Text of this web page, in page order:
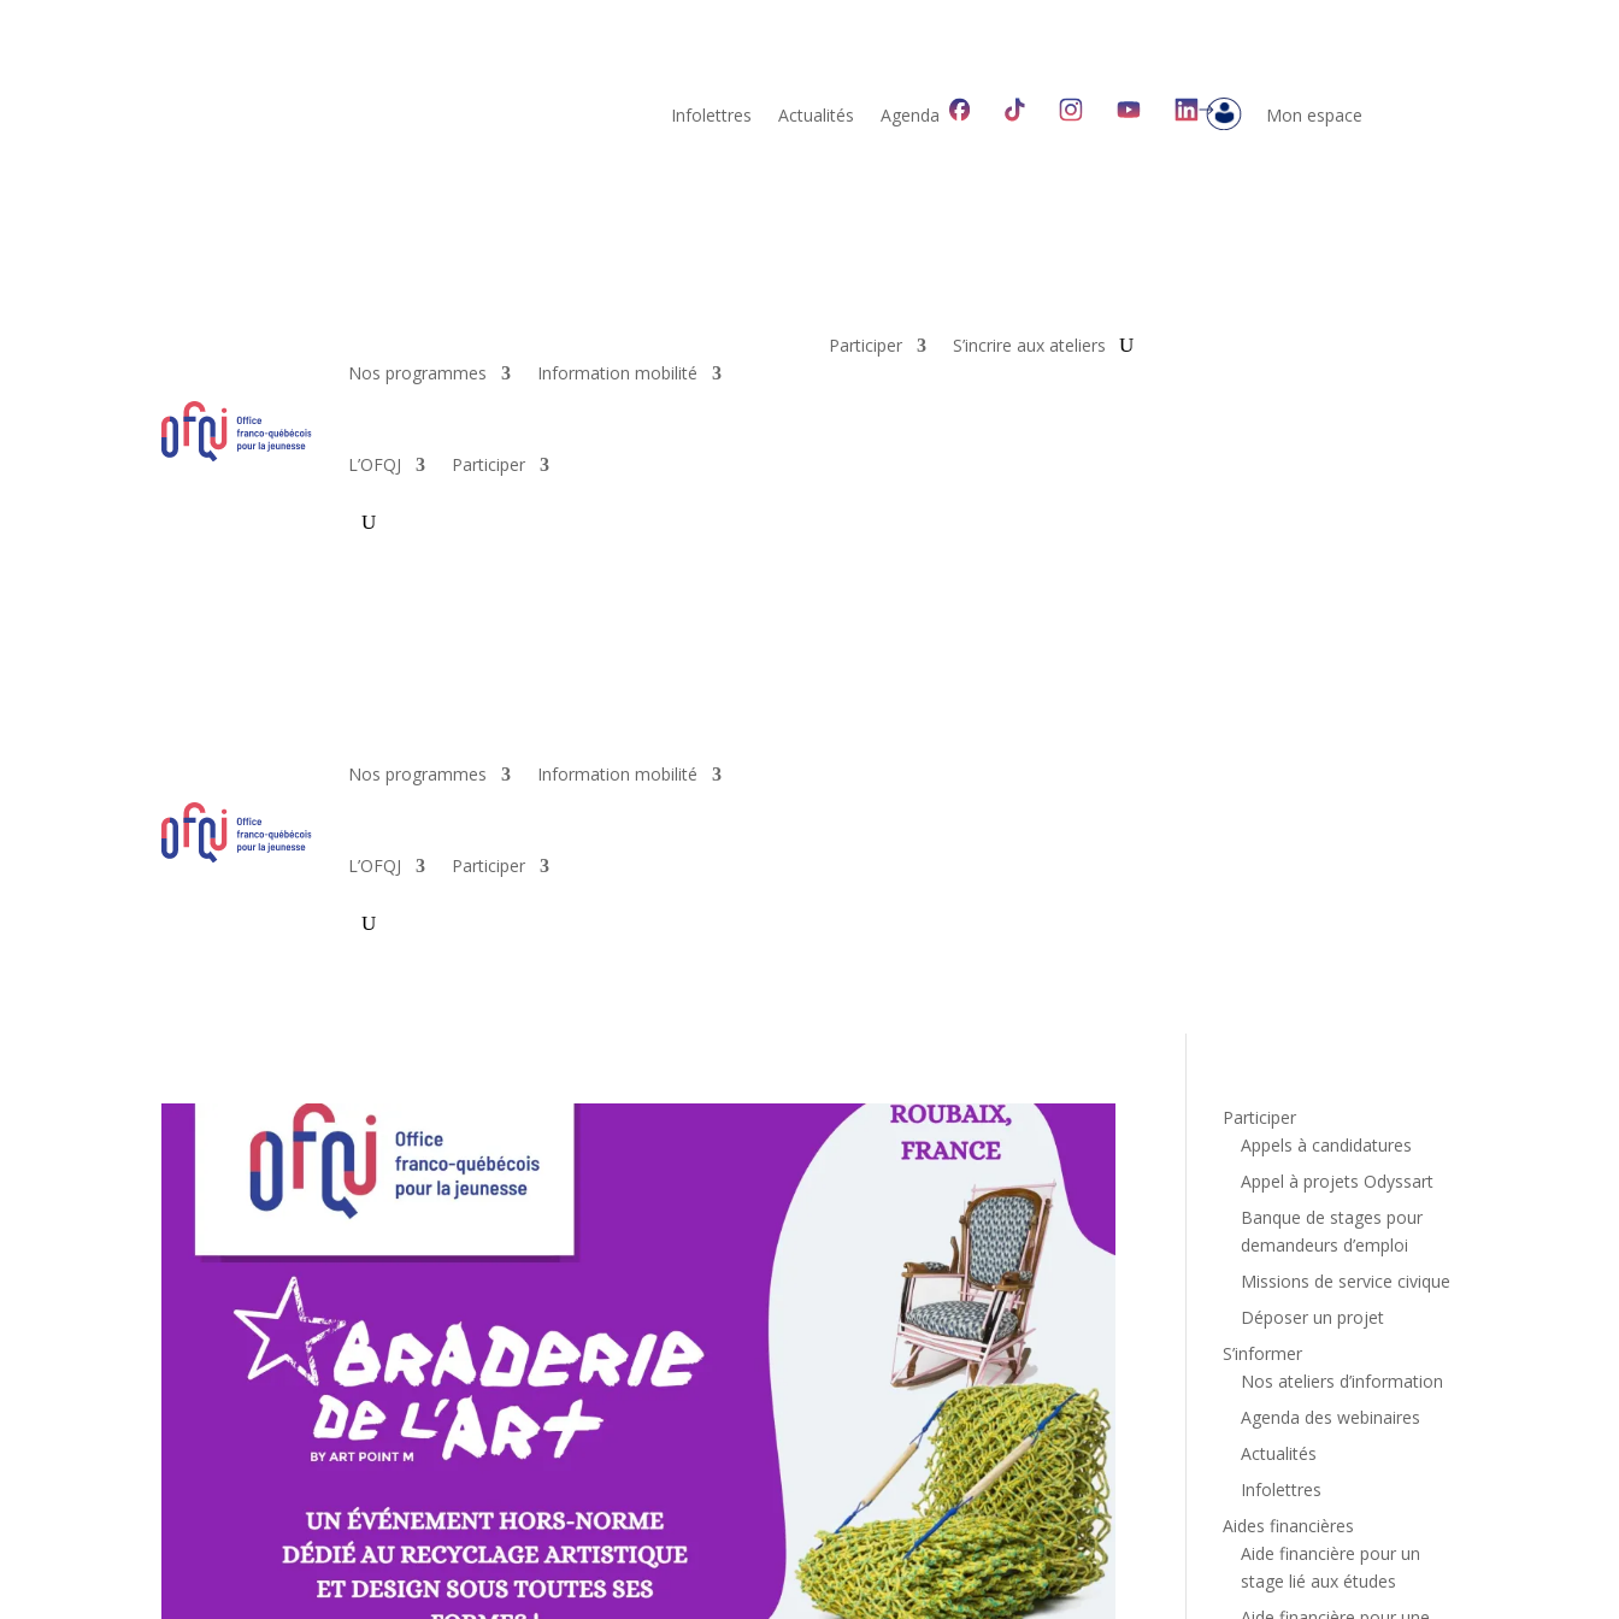
Infolettres Actualités Agenda Mon espace
Nos programmes Information mobilité
L’OFQJ Participer
Participer S’incrire aux ateliers
Nos programmes Information mobilité
L’OFQJ Participer
Participer
Appels à candidatures
Appel à projets Odyssart
Banque de stages pour
demandeurs d’emploi
Missions de service civique
Déposer un projet
S’informer
Nos ateliers d’information
Agenda des webinaires
Actualités
Infolettres
Aides financières
Aide financière pour un
stage lié aux études